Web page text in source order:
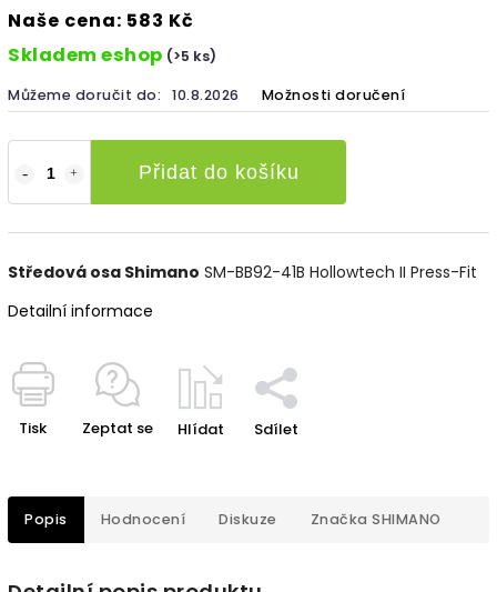
Naše cena: 583 Kč
Skladem eshop (>5 ks)
Můžeme doručit do: 10.8.2026 Možnosti doručení
Přidat do košíku
Středová osa Shimano SM-BB92-41B Hollowtech II Press-Fit
Detailní informace
Tisk Zeptat se Hlídat Sdílet
Popis Hodnocení Diskuze Značka SHIMANO